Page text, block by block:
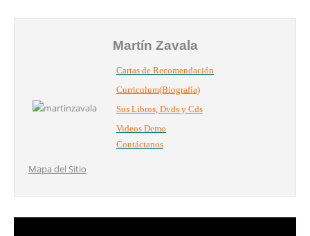
Martín Zavala
Cartas de Recomendación
Curriculum(Biografía)
Sus Libros, Dvds y Cds
Videos Demo
Contáctanos
Mapa del Sitio